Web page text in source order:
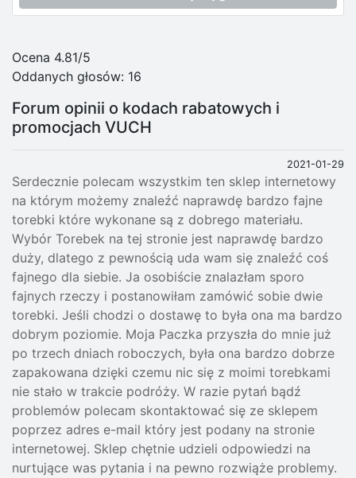
Ocena 4.81/5
Oddanych głosów: 16
Forum opinii o kodach rabatowych i
promocjach VUCH
2021-01-29
Serdecznie polecam wszystkim ten sklep internetowy
na którym możemy znaleźć naprawdę bardzo fajne
torebki które wykonane są z dobrego materiału.
Wybór Torebek na tej stronie jest naprawdę bardzo
duży, dlatego z pewnością uda wam się znaleźć coś
fajnego dla siebie. Ja osobiście znalazłam sporo
fajnych rzeczy i postanowiłam zamówić sobie dwie
torebki. Jeśli chodzi o dostawę to była ona ma bardzo
dobrym poziomie. Moja Paczka przyszła do mnie już
po trzech dniach roboczych, była ona bardzo dobrze
zapakowana dzięki czemu nic się z moimi torebkami
nie stało w trakcie podróży. W razie pytań bądź
problemów polecam skontaktować się ze sklepem
poprzez adres e-mail który jest podany na stronie
internetowej. Sklep chętnie udzieli odpowiedzi na
nurtujące was pytania i na pewno rozwiąże problemy.